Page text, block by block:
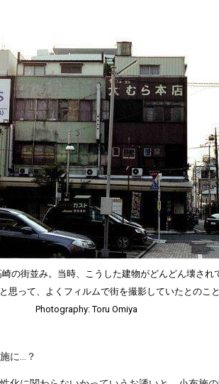
の街並み。当時、こうした建物がどんどん壊さ
思って、よくフィルムで街を撮影していたとのこと
Photography: Toru Omiya
に…？